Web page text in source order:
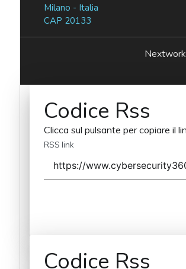
Milano - Italia
CAP 20133
Codice Rss
Clicca sul pulsante per copiare il
RSS link
Codice Rss